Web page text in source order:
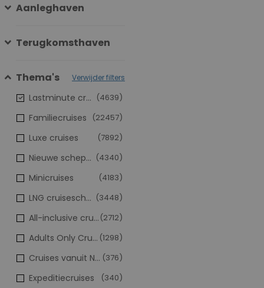
Aanleghaven
Terugkomsthaven
Thema's Verwijder filters
(4639)
Lastminute cruises
(22457)
Familiecruises
(7892)
Luxe cruises
(4340)
Nieuwe schepen
(4183)
Minicruises
(3448)
LNG cruiseschepen
(2712)
All-inclusive cruises
(1298)
Adults Only Cruises
(376)
Cruises vanuit Nederland
(340)
Expeditiecruises